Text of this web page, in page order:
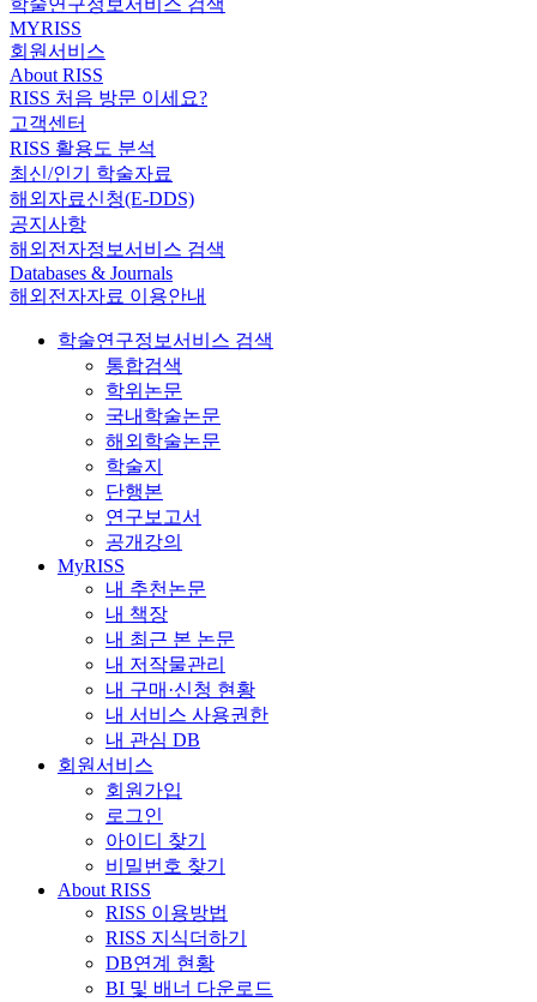
학술연구정보서비스 검색
MYRISS
회원서비스
About RISS
RISS 처음 방문 이세요?
고객센터
RISS 활용도 분석
최신/인기 학술자료
해외자료신청(E-DDS)
공지사항
해외전자정보서비스 검색
Databases & Journals
해외전자자료 이용안내
학술연구정보서비스 검색
통합검색
학위논문
국내학술논문
해외학술논문
학술지
단행본
연구보고서
공개강의
MyRISS
내 추천논문
내 책장
내 최근 본 논문
내 저작물관리
내 구매·신청 현황
내 서비스 사용권한
내 관심 DB
회원서비스
회원가입
로그인
아이디 찾기
비밀번호 찾기
About RISS
RISS 이용방법
RISS 지식더하기
DB연계 현황
BI 및 배너 다운로드